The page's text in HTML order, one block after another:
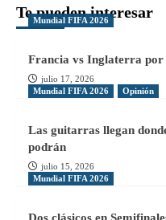
Te pueden interesar
Mundial FIFA 2026
Francia vs Inglaterra
julio 17, 2026
Mundial FIFA 2026
Opinión
Las guitarras llegan
podrán
julio 15, 2026
Mundial FIFA 2026